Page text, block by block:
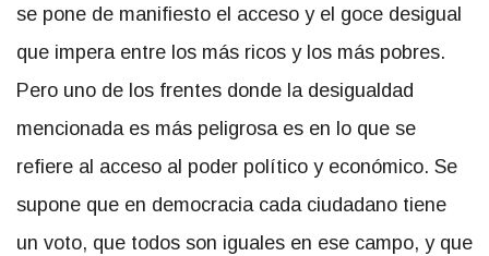
se pone de manifiesto el acceso y el goce desigual
que impera entre los más ricos y los más pobres.
Pero uno de los frentes donde la desigualdad
mencionada es más peligrosa es en lo que se
refiere al acceso al poder político y económico. Se
supone que en democracia cada ciudadano tiene
un voto, que todos son iguales en ese campo, y que